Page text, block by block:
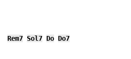
Rem7 Sol7 Do Do7